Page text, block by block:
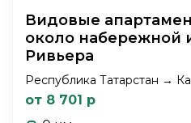
Видовые
около набережной
Ривьера
Республика Татарстан →
от 8 701 р